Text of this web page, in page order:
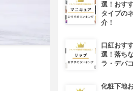
選！おす
タイプの
介！
口紅おす
選！落ち
ラ・デパ
化粧下地